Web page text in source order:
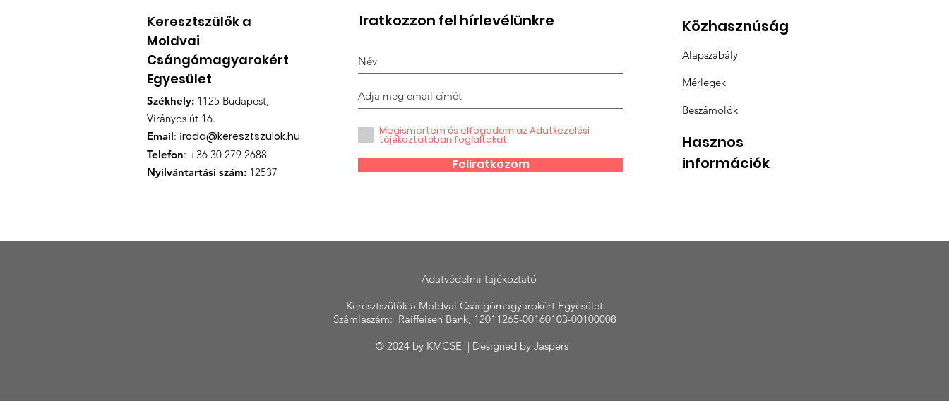
KÖZGYÜLÉSÉRŐL
Keresztszülők a
Moldvai
Csángómagyarokért
Egyesület
Székhely: 1125 Budapest,
Virányos út 16.
Email: iroda@keresztszulok.hu
Telefon: +36 30 279 2688
Nyilvántartási szám: 12537
Iratkozzon fel hírlevélünkre
Megismertem és elfogadom az Adatkezelési
tájékoztatóban foglaltakat.
Feliratkozom
Közhasznúság
Alapszabály
Mérlegek
Beszámolók
Hasznos
információk
Adatvédelmi tájékoztató
Keresztszülők a Moldvai Csángómagyarokért Egyesület
Számlaszám: Raiffeisen Bank, 12011265-00160103-00100008
© 2024 by KMCSE | Designed by Jaspers